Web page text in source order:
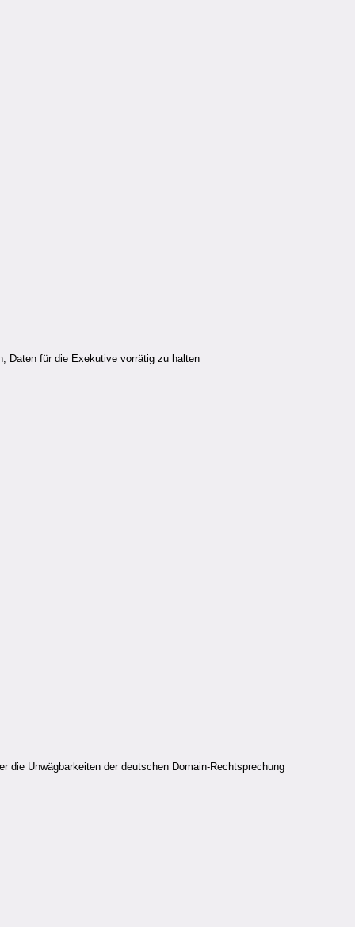
Daten für die Exekutive vorrätig zu halten
die Unwägbarkeiten der deutschen Domain-Rechtsprechung